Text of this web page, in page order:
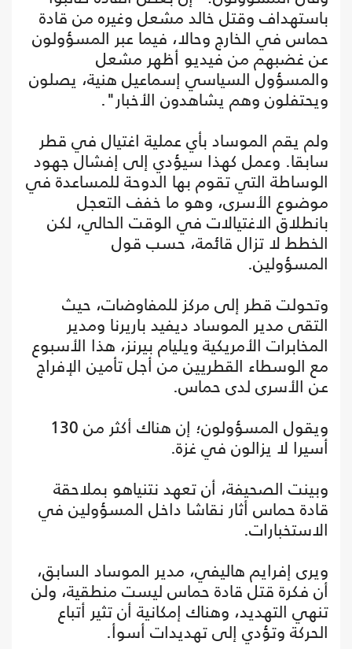
باستهداف وقتل خالد مشعل وغيره من قادة
حماس في الخارج وحالا، فيما عبر المسؤولون
عن غضبهم من فيديو أظهر مشعل
والمسؤول السياسي إسماعيل هنية، يصلون
ويحتفلون وهم يشاهدون الأخبار".
ولم يقم الموساد بأي عملية اغتيال في قطر
سابقا. وعمل كهذا سيؤدي إلى إفشال جهود
الوساطة التي تقوم بها الدوحة للمساعدة في
موضوع الأسرى، وهو ما خفف التعجل
بانطلاق الاغتيالات في الوقت الحالي، لكن
الخطط لا تزال قائمة، حسب قول
المسؤولين.
وتحولت قطر إلى مركز للمفاوضات، حيث
التقى مدير الموساد ديفيد باريرنا ومدير
المخابرات الأمريكية ويليام بيرنز، هذا الأسبوع
مع الوسطاء القطريين من أجل تأمين الإفراج
عن الأسرى لدى حماس.
ويقول المسؤولون؛ إن هناك أكثر من 130
أسيرا لا يزالون في غزة.
وبينت الصحيفة، أن تعهد نتنياهو بملاحقة
قادة حماس أثار نقاشا داخل المسؤولين في
الاستخبارات.
ويرى إفرايم هاليفي، مدير الموساد السابق،
أن فكرة قتل قادة حماس ليست منطقية، ولن
تنهي التهديد، وهناك إمكانية أن تثير أتباع
الحركة وتؤدي إلى تهديدات أسوأ.